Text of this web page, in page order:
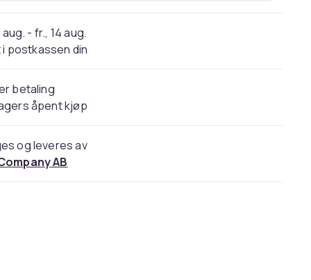
aug. - fr., 14 aug.
postkassen din
betaling
åpent kjøp
og leveres av
AB